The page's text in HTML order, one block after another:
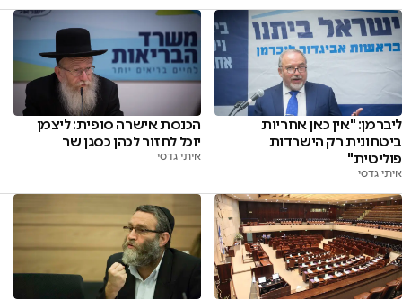
ליברמן: "אין כאן אחריות
ביטחונית רק הישרדות
פוליטית"
איתי גדסי
הכנסת אישרה סופית: ליצמן
יוכל לחזור לכהן כסגן שר
איתי גדסי